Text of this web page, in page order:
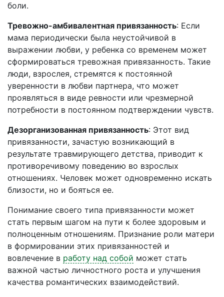
боли.
Тревожно-амбивалентная привязанность: Если
мама периодически была неустойчивой в
выражении любви, у ребенка со временем может
сформироваться тревожная привязанность. Такие
люди, взрослея, стремятся к постоянной
уверенности в любви партнера, что может
проявляться в виде ревности или чрезмерной
потребности в постоянном подтверждении чувств.
Дезорганизованная привязанность: Этот вид
привязанности, зачастую возникающий в
результате травмирующего детства, приводит к
противоречивому поведению во взрослых
отношениях. Человек может одновременно искать
близости, но и бояться ее.
Понимание своего типа привязанности может
стать первым шагом на пути к более здоровым и
полноценным отношениям. Признание роли матери
в формировании этих привязанностей и
вовлечение в работу над собой может стать
важной частью личностного роста и улучшения
качества романтических взаимодействий.